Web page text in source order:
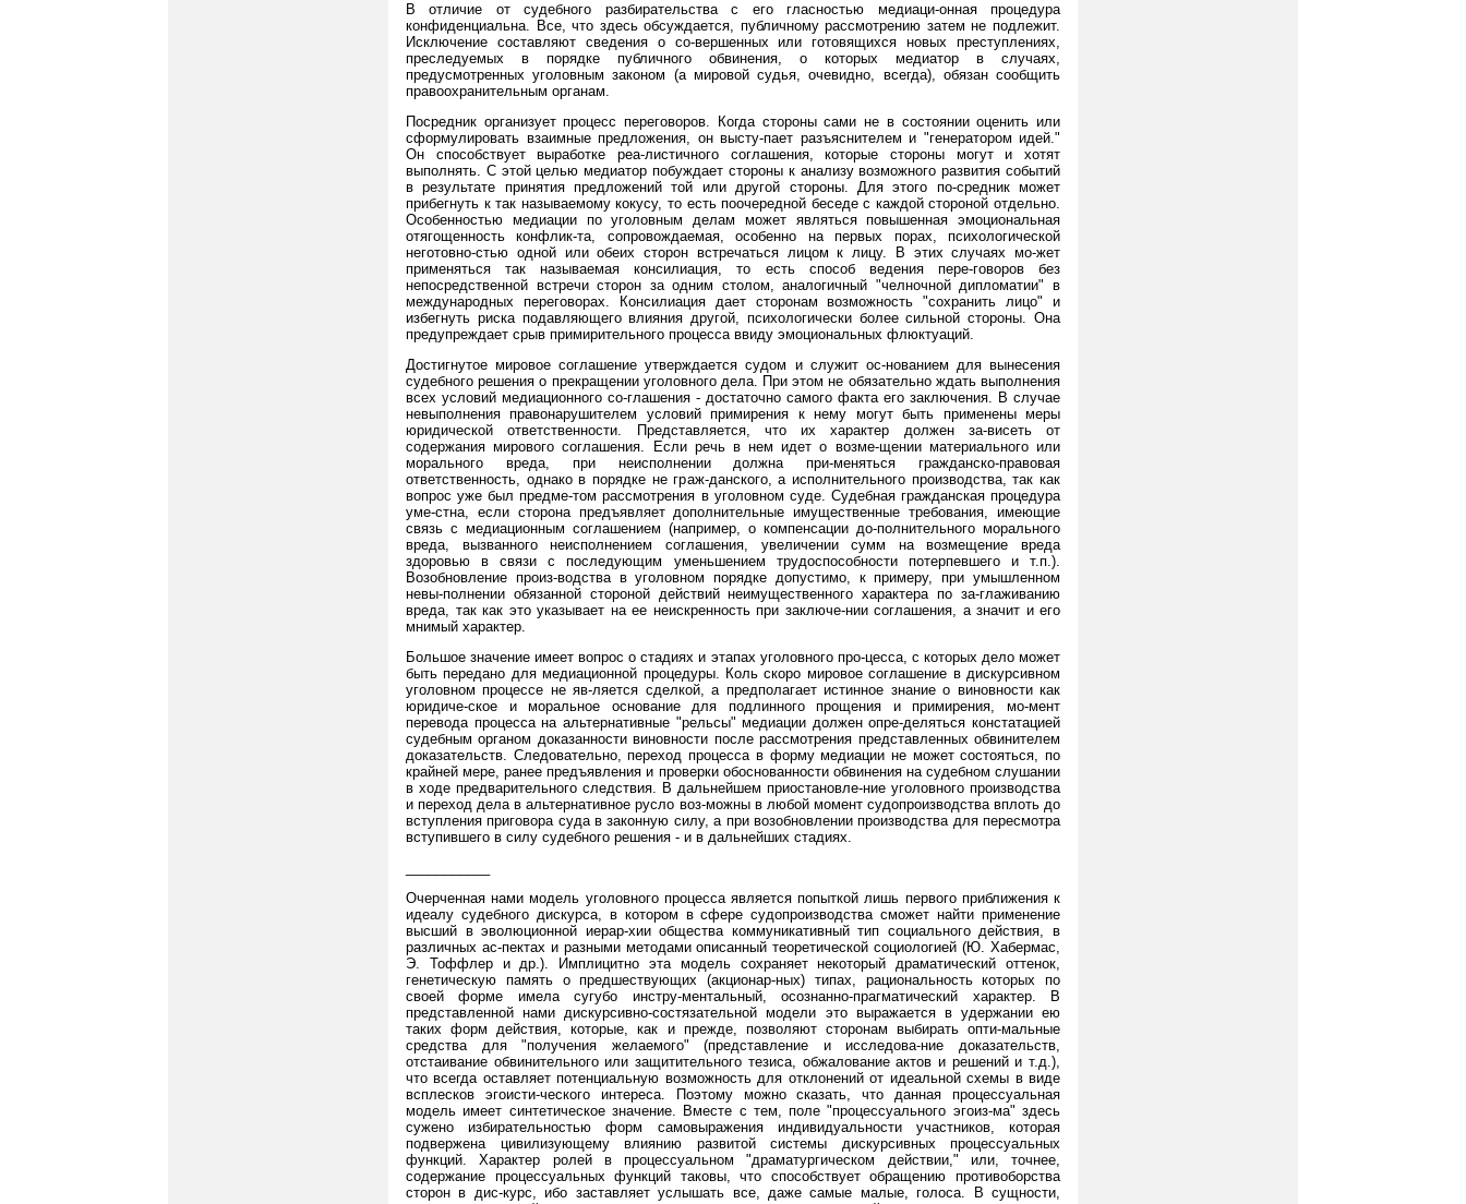
В отличие от судебного разбирательства с его гласностью медиаци-онная процедура
конфиденциальна. Все, что здесь обсуждается, публичному рассмотрению затем не подлежит.
Исключение составляют сведения о со-вершенных или готовящихся новых преступлениях,
преследуемых в порядке публичного обвинения, о которых медиатор в случаях,
предусмотренных уголовным законом (а мировой судья, очевидно, всегда), обязан сообщить
правоохранительным органам.
Посредник организует процесс переговоров. Когда стороны сами не в состоянии оценить или
сформулировать взаимные предложения, он высту-пает разъяснителем и "генератором идей."
Он способствует выработке реа-листичного соглашения, которые стороны могут и хотят
выполнять. С этой целью медиатор побуждает стороны к анализу возможного развития событий
в результате принятия предложений той или другой стороны. Для этого по-средник может
прибегнуть к так называемому кокусу, то есть поочередной беседе с каждой стороной отдельно.
Особенностью медиации по уголовным делам может являться повышенная эмоциональная
отягощенность конфлик-та, сопровождаемая, особенно на первых порах, психологической
неготовно-стью одной или обеих сторон встречаться лицом к лицу. В этих случаях мо-жет
применяться так называемая консилиация, то есть способ ведения пере-говоров без
непосредственной встречи сторон за одним столом, аналогичный "челночной дипломатии" в
международных переговорах. Консилиация дает сторонам возможность "сохранить лицо" и
избегнуть риска подавляющего влияния другой, психологически более сильной стороны. Она
предупреждает срыв примирительного процесса ввиду эмоциональных флюктуаций.
Достигнутое мировое соглашение утверждается судом и служит ос-нованием для вынесения
судебного решения о прекращении уголовного дела. При этом не обязательно ждать выполнения
всех условий медиационного со-глашения - достаточно самого факта его заключения. В случае
невыполнения правонарушителем условий примирения к нему могут быть применены меры
юридической ответственности. Представляется, что их характер должен за-висеть от
содержания мирового соглашения. Если речь в нем идет о возме-щении материального или
морального вреда, при неисполнении должна при-меняться гражданско-правовая
ответственность, однако в порядке не граж-данского, а исполнительного производства, так как
вопрос уже был предме-том рассмотрения в уголовном суде. Судебная гражданская процедура
уме-стна, если сторона предъявляет дополнительные имущественные требования, имеющие
связь с медиационным соглашением (например, о компенсации до-полнительного морального
вреда, вызванного неисполнением соглашения, увеличении сумм на возмещение вреда
здоровью в связи с последующим уменьшением трудоспособности потерпевшего и т.п.).
Возобновление произ-водства в уголовном порядке допустимо, к примеру, при умышленном
невы-полнении обязанной стороной действий неимущественного характера по за-глаживанию
вреда, так как это указывает на ее неискренность при заключе-нии соглашения, а значит и его
мнимый характер.
Большое значение имеет вопрос о стадиях и этапах уголовного про-цесса, с которых дело может
быть передано для медиационной процедуры. Коль скоро мировое соглашение в дискурсивном
уголовном процессе не яв-ляется сделкой, а предполагает истинное знание о виновности как
юридиче-ское и моральное основание для подлинного прощения и примирения, мо-мент
перевода процесса на альтернативные "рельсы" медиации должен опре-деляться констатацией
судебным органом доказанности виновности после рассмотрения представленных обвинителем
доказательств. Следовательно, переход процесса в форму медиации не может состояться, по
крайней мере, ранее предъявления и проверки обоснованности обвинения на судебном слушании
в ходе предварительного следствия. В дальнейшем приостановле-ние уголовного производства
и переход дела в альтернативное русло воз-можны в любой момент судопроизводства вплоть до
вступления приговора суда в законную силу, а при возобновлении производства для пересмотра
вступившего в силу судебного решения - и в дальнейших стадиях.
Очерченная нами модель уголовного процесса является попыткой лишь первого приближения к
идеалу судебного дискурса, в котором в сфере судопроизводства сможет найти применение
высший в эволюционной иерар-хии общества коммуникативный тип социального действия, в
различных ас-пектах и разными методами описанный теоретической социологией (Ю. Хабермас,
Э. Тоффлер и др.). Имплицитно эта модель сохраняет некоторый драматический оттенок,
генетическую память о предшествующих (акционар-ных) типах, рациональность которых по
своей форме имела сугубо инстру-ментальный, осознанно-прагматический характер. В
представленной нами дискурсивно-состязательной модели это выражается в удержании ею
таких форм действия, которые, как и прежде, позволяют сторонам выбирать опти-мальные
средства для "получения желаемого" (представление и исследова-ние доказательств,
отстаивание обвинительного или защитительного тезиса, обжалование актов и решений и т.д.),
что всегда оставляет потенциальную возможность для отклонений от идеальной схемы в виде
всплесков эгоисти-ческого интереса. Поэтому можно сказать, что данная процессуальная
модель имеет синтетическое значение. Вместе с тем, поле "процессуального эгоиз-ма" здесь
сужено избирательностью форм самовыражения индивидуальности участников, которая
подвержена цивилизующему влиянию развитой системы дискурсивных процессуальных
функций. Характер ролей в процессуальном "драматургическом действии," или, точнее,
содержание процессуальных функций таковы, что способствует обращению противоборства
сторон в дис-курс, ибо заставляет услышать все, даже самые малые, голоса. В сущности,